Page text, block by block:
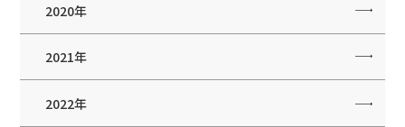
2020年
2021年
2022年